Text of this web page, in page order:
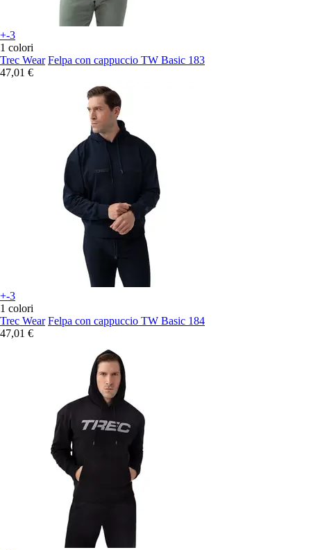
+-3
1 colori
Trec Wear Felpa con cappuccio TW Basic 183
47,01 €
+-3
1 colori
Trec Wear Felpa con cappuccio TW Basic 184
47,01 €